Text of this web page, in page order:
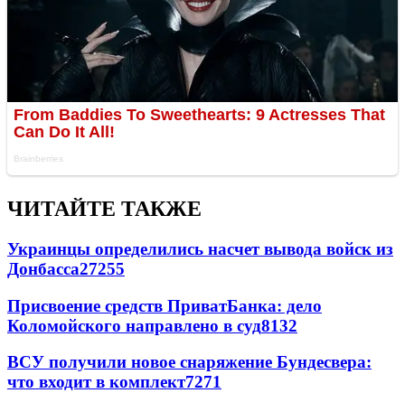
ЧИТАЙТЕ ТАКЖЕ
Украинцы определились насчет вывода войск из
Донбасса27255
Присвоение средств ПриватБанка: дело
Коломойского направлено в суд8132
ВСУ получили новое снаряжение Бундесвера:
что входит в комплект7271